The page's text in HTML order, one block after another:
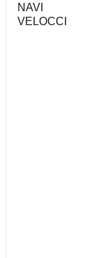
NAVI
VELOCCI